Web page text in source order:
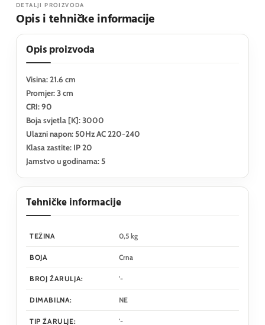
DETALJI PROIZVODA
Opis i tehničke informacije
Opis proizvoda
Visina: 21.6 cm
Promjer: 3 cm
CRI: 90
Boja svjetla [K]: 3000
Ulazni napon: 50Hz AC 220-240
Klasa zastite: IP 20
Jamstvo u godinama: 5
Tehničke informacije
TEŽINA 0,5 kg
BOJA Crna
BROJ ŽARULJA: '-
DIMABILNA: NE
TIP ŽARULJE: '-